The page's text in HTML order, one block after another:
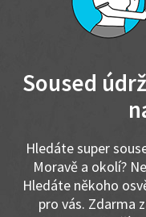
Soused
Hledáte super
Moravě a okolí?
Hledáte někoho
pro vás. Zdarma